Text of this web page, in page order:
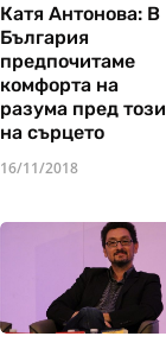
Катя Антонова: В
България
предпочитаме
комфорта на
разума пред този
на сърцето
16/11/2018